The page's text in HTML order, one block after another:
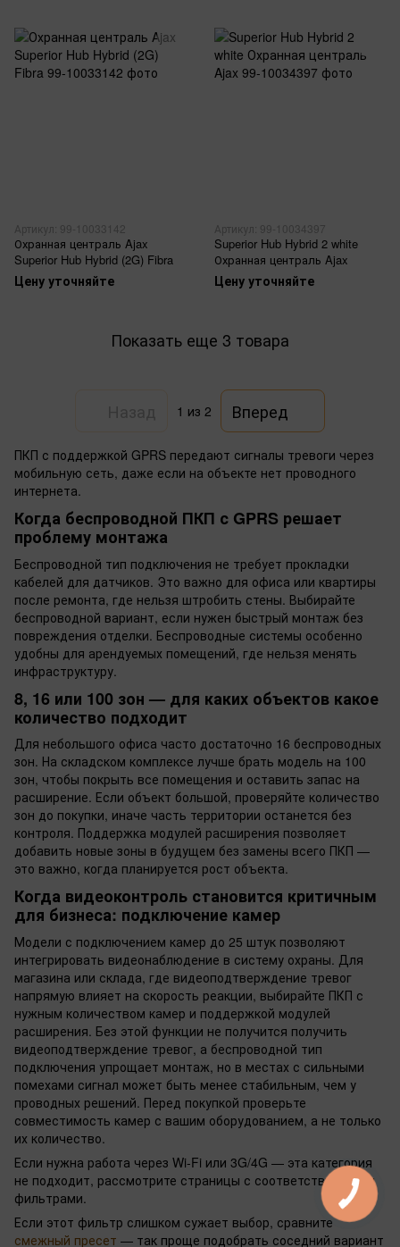
Артикул: 99-10033142
Охранная централь Ajax
Superior Hub Hybrid (2G) Fibra
Цену уточняйте
Артикул: 99-10034397
Superior Hub Hybrid 2 white
Охранная централь Ajax
Цену уточняйте
Показать еще 3 товара
1 из 2 Вперед
ПКП с поддержкой GPRS передают сигналы тревоги через
мобильную сеть, даже если на объекте нет проводного
интернета.
Когда беспроводной ПКП с GPRS решает
проблему монтажа
Беспроводной тип подключения не требует прокладки
кабелей для датчиков. Это важно для офиса или квартиры
после ремонта, где нельзя штробить стены. Выбирайте
беспроводной вариант, если нужен быстрый монтаж без
повреждения отделки. Беспроводные системы особенно
удобны для арендуемых помещений, где нельзя менять
инфраструктуру.
8, 16 или 100 зон — для каких объектов какое
количество подходит
Для небольшого офиса часто достаточно 16 беспроводных
зон. На складском комплексе лучше брать модель на 100
зон, чтобы покрыть все помещения и оставить запас на
расширение. Если объект большой, проверяйте количество
зон до покупки, иначе часть территории останется без
контроля. Поддержка модулей расширения позволяет
добавить новые зоны в будущем без замены всего ПКП —
это важно, когда планируется рост объекта.
Когда видеоконтроль становится критичным
для бизнеса: подключение камер
Модели с подключением камер до 25 штук позволяют
интегрировать видеонаблюдение в систему охраны. Для
магазина или склада, где видеоподтверждение тревог
напрямую влияет на скорость реакции, выбирайте ПКП с
нужным количеством камер и поддержкой модулей
расширения. Без этой функции не получится получить
видеоподтверждение тревог, а беспроводной тип
подключения упрощает монтаж, но в местах с сильными
помехами сигнал может быть менее стабильным, чем у
проводных решений. Перед покупкой проверьте
совместимость камер с вашим оборудованием, а не только
их количество.
Если нужна работа через Wi-Fi или 3G/4G — эта категория
не подходит, рассмотрите страницы с соответствующими
фильтрами.
Если этот фильтр слишком сужает выбор, сравните
смежный пресет — так проще подобрать соседний вариант